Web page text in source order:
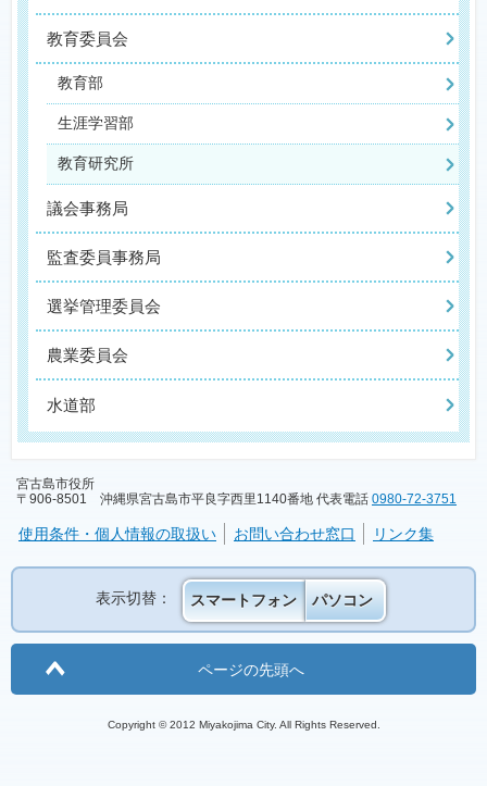
教育委員会
教育部
生涯学習部
教育研究所
議会事務局
監査委員事務局
選挙管理委員会
農業委員会
水道部
宮古島市役所
〒906-8501 沖縄県宮古島市平良字西里1140番地 代表電話 0980-72-3751
使用条件・個人情報の取扱い お問い合わせ窓口 リンク集
表示切替： スマートフォン パソコン
ページの先頭へ
Copyright © 2012 Miyakojima City. All Rights Reserved.